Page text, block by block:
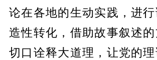
论在各地的生动实践，进行
造性转化，借助故事叙述
切口诠释大道理，让党的理